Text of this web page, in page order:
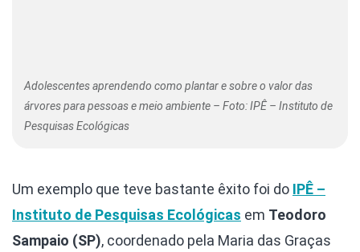
Adolescentes aprendendo como plantar e sobre o valor das
árvores para pessoas e meio ambiente – Foto: IPÊ – Instituto de
Pesquisas Ecológicas
Um exemplo que teve bastante êxito foi do IPÊ –
Instituto de Pesquisas Ecológicas em Teodoro
Sampaio (SP), coordenado pela Maria das Graças